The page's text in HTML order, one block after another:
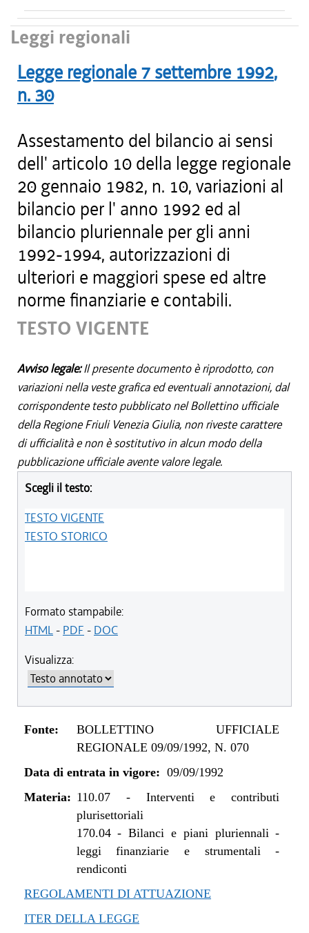
Leggi regionali
Legge regionale 7 settembre 1992,
n. 30
Assestamento del bilancio ai sensi
dell' articolo 10 della legge regionale
20 gennaio 1982, n. 10, variazioni al
bilancio per l' anno 1992 ed al
bilancio pluriennale per gli anni
1992-1994, autorizzazioni di
ulteriori e maggiori spese ed altre
norme finanziarie e contabili.
TESTO VIGENTE
Avviso legale:Il presente documento è riprodotto, con
variazioni nella veste grafica ed eventuali annotazioni, dal
corrispondente testo pubblicato nel Bollettino ufficiale
della Regione Friuli Venezia Giulia, non riveste carattere
di ufficialità e non è sostitutivo in alcun modo della
pubblicazione ufficiale avente valore legale.
Scegli il testo:
TESTO VIGENTE
TESTO STORICO
Formato stampabile:
HTML- PDF - DOC
Visualizza:
Fonte:
BOLLETTINO UFFICIALE
REGIONALE 09/09/1992, N. 070
Data di entrata in vigore: 09/09/1992
Materia: 110.07- Interventi e contributi
plurisettoriali
170.04-Bilanci e piani pluriennali -
leggi finanziarie e strumentali -
rendiconti
REGOLAMENTI DI ATTUAZIONE
ITER DELLA LEGGE